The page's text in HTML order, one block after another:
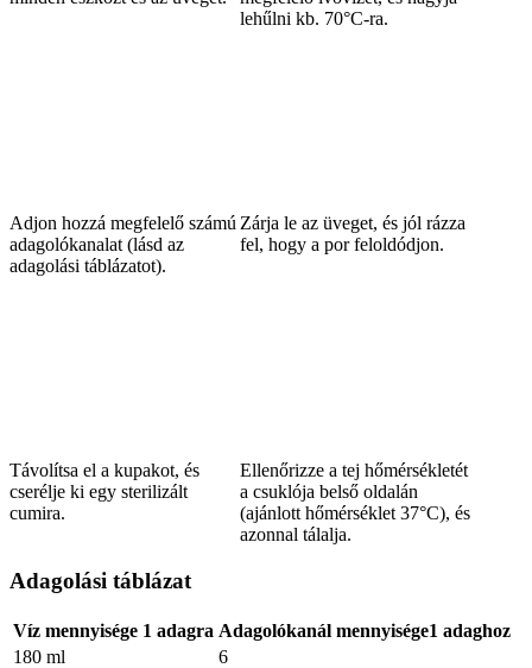
lehűlni kb. 70°C-ra.
Adjon hozzá megfelelő számú
adagolókanalat (lásd az
adagolási táblázatot).
Zárja le az üveget, és jól rázza
fel, hogy a por feloldódjon.
Távolítsa el a kupakot, és
cserélje ki egy sterilizált
cumira.
Ellenőrizze a tej hőmérsékletét
a csuklója belső oldalán
(ajánlott hőmérséklet 37°C), és
azonnal tálalja.
Adagolási táblázat
Víz mennyisége 1 adagra Adagolókanál mennyisége1 adaghoz
180 ml
6